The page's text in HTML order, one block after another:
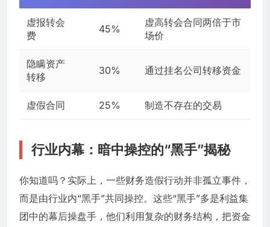
虚报转会
费
45%
虚高转会合同两倍于市
场价
隐瞒资产
转移
30% 通过挂名公司转移资金
虚假合同 25% 制造不存在的交易
行业内幕：暗中操控的“黑手”揭秘
你知道吗？实际上，一些财务造假行动并非孤立事件，
而是由行业内“黑手”共同操控。这些“黑手”多是利益集
团中的幕后操盘手，他们利用复杂的财务结构，把资金